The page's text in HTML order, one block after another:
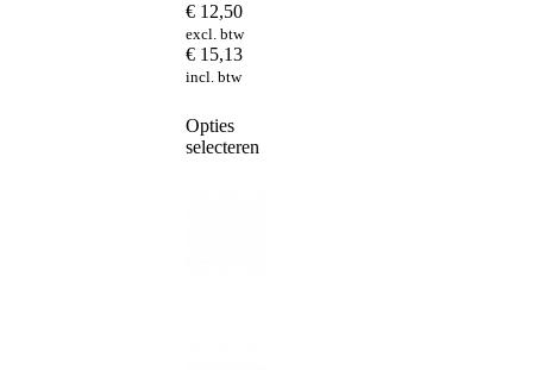
€ 12,50
excl. btw
€ 15,13
incl. btw
Opties
selecteren